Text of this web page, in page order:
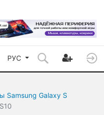
РУС
Samsung Galaxy S